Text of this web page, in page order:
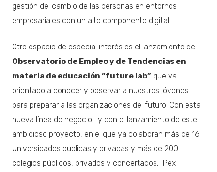
gestión del cambio de las personas en entornos
empresariales con un alto componente digital.
Otro espacio de especial interés es el lanzamiento del
Observatorio de Empleo y de Tendencias en
materia de educación “future lab” que va
orientado a conocer y observar a nuestros jóvenes
para preparar a las organizaciones del futuro. Con esta
nueva línea de negocio, y con el lanzamiento de este
ambicioso proyecto, en el que ya colaboran más de 16
Universidades publicas y privadas y más de 200
colegios públicos, privados y concertados, Pex